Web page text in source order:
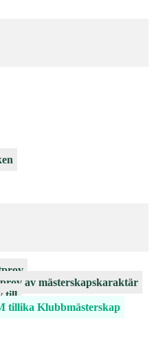
av mästerskapskaraktär
till
tillika Klubbmästerskap